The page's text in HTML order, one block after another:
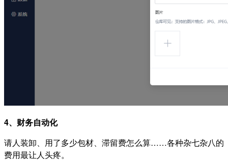
4、财务自动化
请人装卸、用了多少包材、滞留费怎么算……各种杂七杂八的
费用最让人头疼。